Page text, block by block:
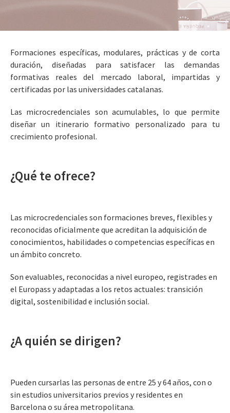
Formaciones específicas, modulares, prácticas y de corta
duración, diseñadas para satisfacer las demandas
formativas reales del mercado laboral, impartidas y
certificadas por las universidades catalanas.
Las microcredenciales son acumulables, lo que permite
diseñar un itinerario formativo personalizado para tu
crecimiento profesional.
¿Qué te ofrece?
Las microcredenciales son formaciones breves, flexibles y
reconocidas oficialmente que acreditan la adquisición de
conocimientos, habilidades o competencias específicas en
un ámbito concreto.
Son evaluables, reconocidas a nivel europeo, registrades en
el Europass y adaptadas a los retos actuales: transición
digital, sostenibilidad e inclusión social.
¿A quién se dirigen?
Pueden cursarlas las personas de entre 25 y 64 años, con o
sin estudios universitarios previos y residentes en
Barcelona o su área metropolitana.